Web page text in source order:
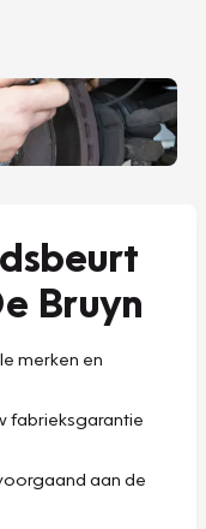
Bruyn
merken en
fabrieksgarantie
aan de